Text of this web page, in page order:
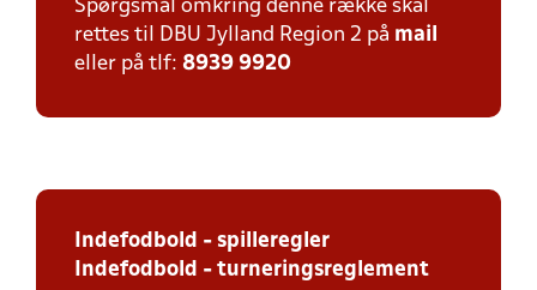
Spørgsmål omkring denne række skal
rettes til DBU Jylland Region 2 på mail
eller på tlf: 8939 9920
Indefodbold - spilleregler
Indefodbold - turneringsreglement